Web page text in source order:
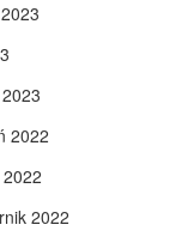
2022
2022